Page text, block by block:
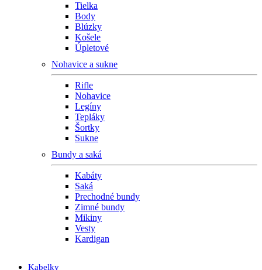
Tielka
Body
Blúzky
Košele
Úpletové
Nohavice a sukne
Rifle
Nohavice
Legíny
Tepláky
Šortky
Sukne
Bundy a saká
Kabáty
Saká
Prechodné bundy
Zimné bundy
Mikiny
Vesty
Kardigan
Kabelky